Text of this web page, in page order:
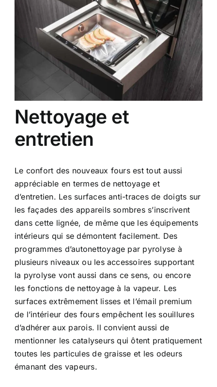
Nettoyage et
entretien
Le confort des nouveaux fours est tout aussi
appréciable en termes de nettoyage et
d’entretien. Les surfaces anti-traces de doigts sur
les façades des appareils sombres s’inscrivent
dans cette lignée, de même que les équipements
intérieurs qui se démontent facilement. Des
programmes d’autonettoyage par pyrolyse à
plusieurs niveaux ou les accessoires supportant
la pyrolyse vont aussi dans ce sens, ou encore
les fonctions de nettoyage à la vapeur. Les
surfaces extrêmement lisses et l’émail premium
de l’intérieur des fours empêchent les souillures
d’adhérer aux parois. Il convient aussi de
mentionner les catalyseurs qui ôtent pratiquement
toutes les particules de graisse et les odeurs
émanant des vapeurs.